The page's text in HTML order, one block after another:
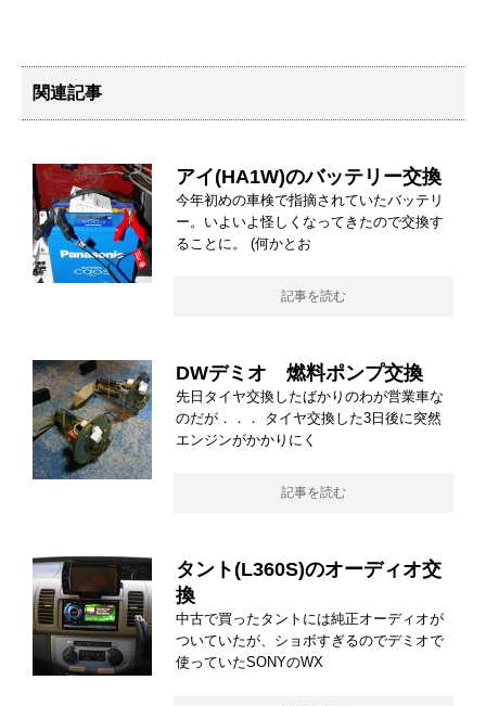
関連記事
アイ(HA1W)のバッテリー交換
今年初めの車検で指摘されていたバッテリ
ー。いよいよ怪しくなってきたので交換す
ることに。 (何かとお
記事を読む
DWデミオ 燃料ポンプ交換
先日タイヤ交換したばかりのわが営業車な
のだが．．． タイヤ交換した3日後に突然
エンジンがかかりにく
記事を読む
タント(L360S)のオーディオ交
換
中古で買ったタントには純正オーディオが
ついていたが、ショボすぎるのでデミオで
使っていたSONYのWX